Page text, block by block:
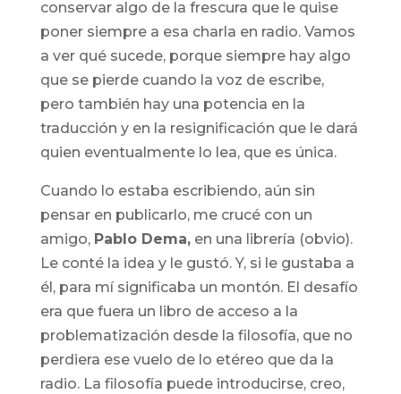
conservar algo de la frescura que le quise
poner siempre a esa charla en radio. Vamos
a ver qué sucede, porque siempre hay algo
que se pierde cuando la voz de escribe,
pero también hay una potencia en la
traducción y en la resignificación que le dará
quien eventualmente lo lea, que es única.
Cuando lo estaba escribiendo, aún sin
pensar en publicarlo, me crucé con un
amigo, Pablo Dema,en una librería (obvio).
Le conté la idea y le gustó. Y, si le gustaba a
él, para mí significaba un montón. El desafío
era que fuera un libro de acceso a la
problematización desdela filosofía, que no
perdiera ese vuelo de lo etéreo que da la
radio. La filosofía puede introducirse, creo,